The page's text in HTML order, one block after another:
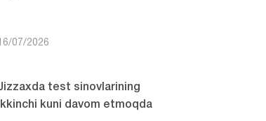
07/2026
test sinovlarining
ikkinchi kuni davom etmoqda